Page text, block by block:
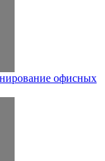
офисных